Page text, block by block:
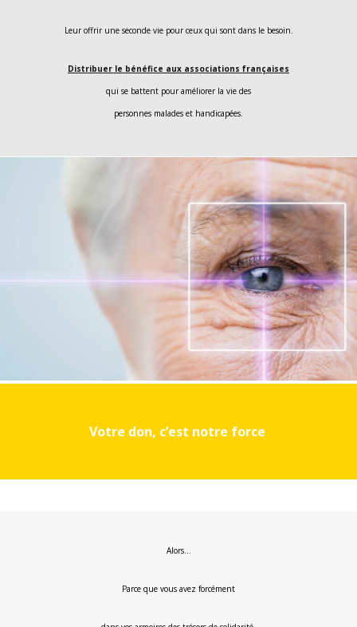
Leur offrir une seconde vie pour ceux qui sont dans le besoin.
Distribuer le bénéfice aux associations françaises
qui se battent pour améliorer la vie des
personnes malades et handicapées.
Votre don, c’est notre force
Alors…
Parce que vous avez forcément